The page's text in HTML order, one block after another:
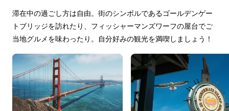
滞在中の過ごし方は自由。街のシンボルであるゴールデンゲー
トブリッジを訪れたり、フィッシャーマンズワーフの屋台でご
当地グルメを味わったり。自分好みの観光を満喫しましょう！